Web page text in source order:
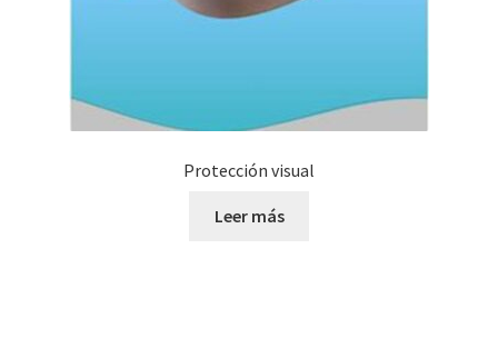
Protección visual
Leer más